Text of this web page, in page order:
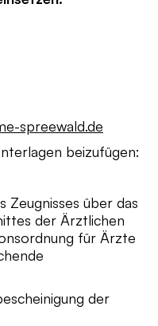
spreewald.de
beizufügen:
über das
der Ärztlichen
für Ärzte
der